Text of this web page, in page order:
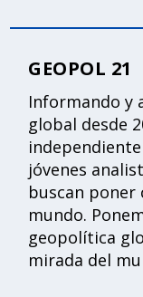
GEOPOL 21
Informando y
global desde
jóvenes
buscan poner
mundo.
geopolítica
mirada del